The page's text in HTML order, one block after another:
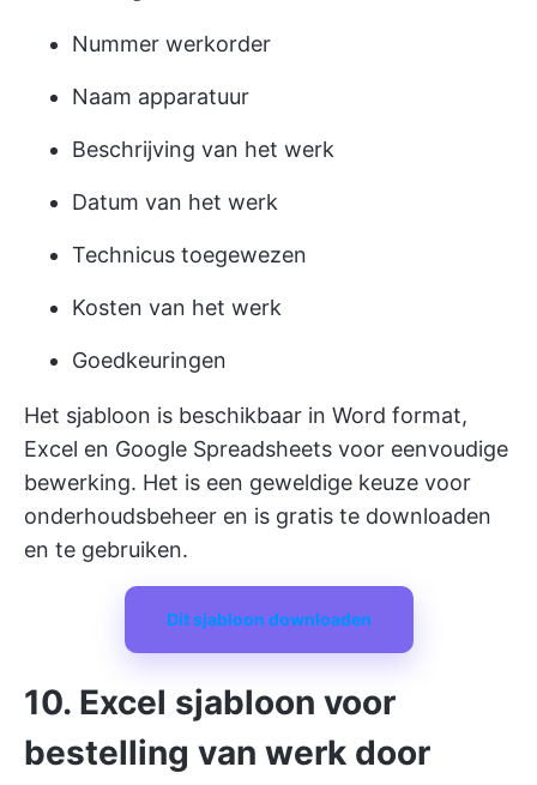
Nummer werkorder
Naam apparatuur
Beschrijving van het werk
Datum van het werk
Technicus toegewezen
Kosten van het werk
Goedkeuringen
Het sjabloon is beschikbaar in Word format,
Excel en Google Spreadsheets voor eenvoudige
bewerking. Het is een geweldige keuze voor
onderhoudsbeheer en is gratis te downloaden
en te gebruiken.
Dit sjabloon downloaden
10. Excel sjabloon voor
bestelling van werk door